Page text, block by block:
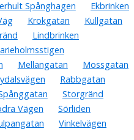
Spånghagen
Ekbrinken
Krokgatan
Kullgatan
Lindbrinken
Mellangatan
Mossgatan
Rabbgatan
Storgränd
Vägen
Sörliden
Vinkelvägen